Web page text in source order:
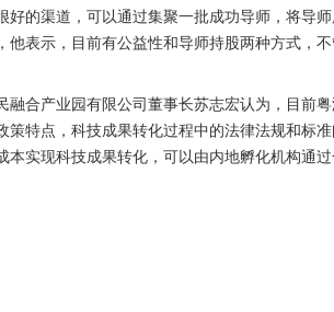
的渠道，可以通过集聚一批成功导师，将导
表示，目前有公益性和导师持股两种方式，
合产业园有限公司董事长苏志宏认为，目前
特点，科技成果转化过程中的法律法规和标
实现科技成果转化，可以由内地孵化机构通